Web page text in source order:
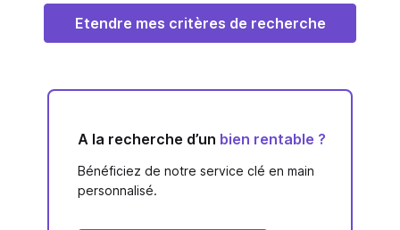
Etendre mes critères de recherche
A la recherche d’un bien rentable ?
Bénéficiez de notre service clé en main
personnalisé.